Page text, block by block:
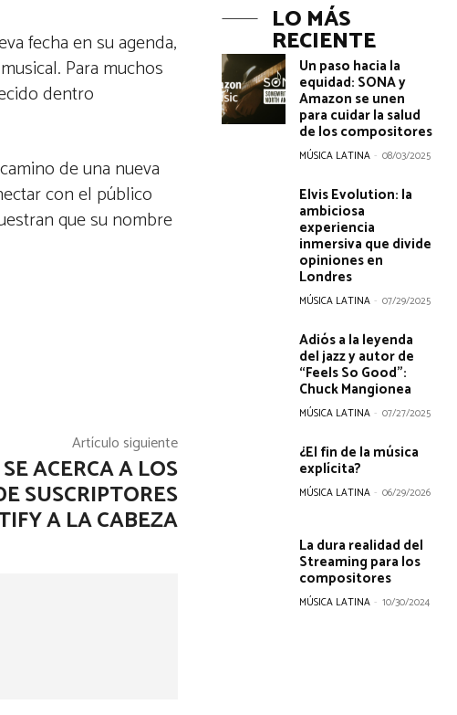
fecha en su agenda,
Para muchos
dentro
de una nueva
con el público
que su nombre
Artículo siguiente
ACERCA A LOS
SUSCRIPTORES
A LA CABEZA
LO MÁS
RECIENTE
Un paso hacia la
equidad: SONA y
Amazon se unen
para cuidar la salud
de los compositores
MÚSICA LATINA - 08/03/2025
Elvis Evolution: la
ambiciosa
experiencia
inmersiva que divide
opiniones en
Londres
MÚSICA LATINA - 07/29/2025
Adiós a la leyenda
del jazz y autor de
“Feels So Good”:
Chuck Mangionea
MÚSICA LATINA - 07/27/2025
¿El fin de la música
explícita?
MÚSICA LATINA - 06/29/2026
La dura realidad del
Streaming para los
compositores
MÚSICA LATINA - 10/30/2024